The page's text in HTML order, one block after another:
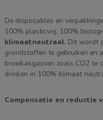
De disposables en
100% plasticvrij, 100%
klimaatneutraal. Dit wordt
grondstoffen te gebruiken en
broeikasgassen zoals CO2 te
drinken in 100% klimaat
Compensatie en reductie